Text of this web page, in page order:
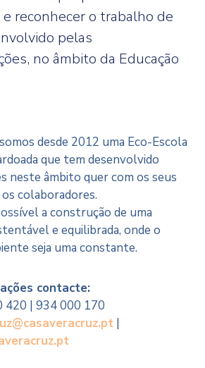
e reconhecer o trabalho de
pelas
no âmbito da Educação
desde 2012 uma Eco-Escola
que tem desenvolvido
neste âmbito quer com os seus
colaboradores.
a construção de uma
e equilibrada, onde o
seja uma constante.
contacte:
420 | 934 000 170
|